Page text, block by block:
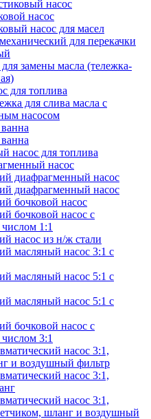
насос
насос
насос для масел
для перекачки
замены масла (тележка-
для топлива
для слива масла с
насосом
насос для топлива
насос
диафрагменный насос
диафрагменный насос
бочковой насос
бочковой насос с
1:1
насос из н/ж стали
масляный насос 3:1 с
масляный насос 5:1 с
масляный насос 5:1 с
бочковой насос с
3:1
насос 3:1,
и воздушный фильтр
насос 3:1,
насос 3:1,
шланг и воздушный